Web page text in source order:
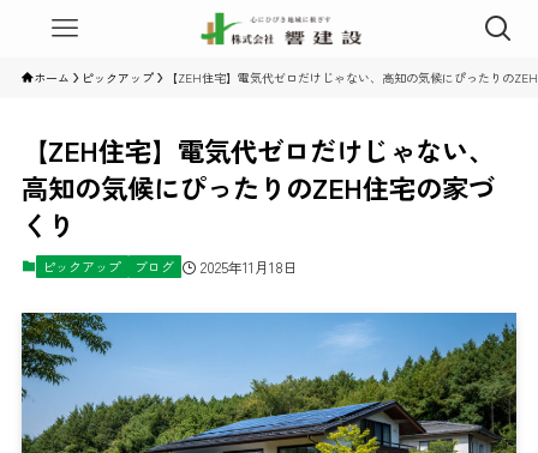
ホーム ピックアップ 【ZEH住宅】電気代ゼロだけじゃない、高知の気候にぴったりの
【ZEH住宅】電気代ゼロだけじゃない、
高知の気候にぴったりのZEH住宅の家づ
くり
ピックアップ ブログ 2025年11月18日